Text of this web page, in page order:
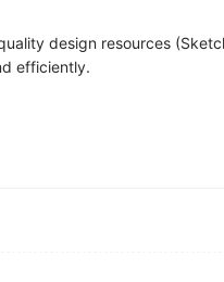
design resources
efficiently.